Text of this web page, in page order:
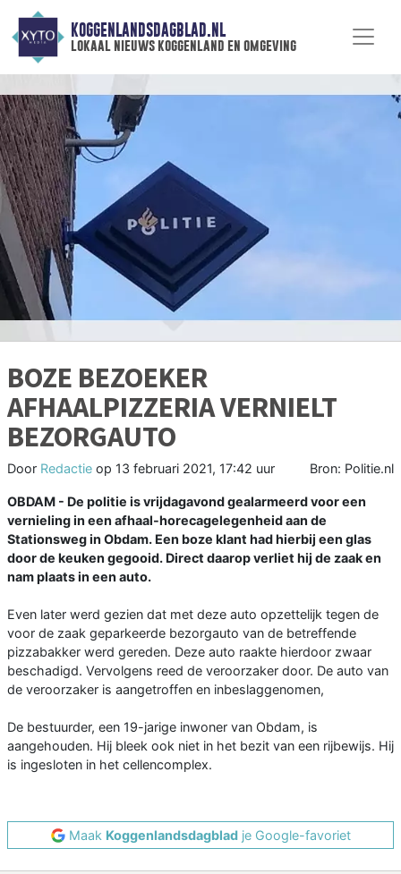
KOGGENLANDSDAGBLAD.NL
lokaal nieuws koggenland en omgeving
BOZE BEZOEKER
AFHAALPIZZERIA VERNIELT
BEZORGAUTO
Door Redactie op 13 februari 2021, 17:42 uur Bron: Politie.nl
OBDAM - De politie is vrijdagavond gealarmeerd voor een
vernieling in een afhaal-horecagelegenheid aan de
Stationsweg in Obdam. Een boze klant had hierbij een glas
door de keuken gegooid. Direct daarop verliet hij de zaak en
nam plaats in een auto.
Even later werd gezien dat met deze auto opzettelijk tegen de
voor de zaak geparkeerde bezorgauto van de betreffende
pizzabakker werd gereden. Deze auto raakte hierdoor zwaar
beschadigd. Vervolgens reed de veroorzaker door. De auto van
de veroorzaker is aangetroffen en inbeslaggenomen,
De bestuurder, een 19-jarige inwoner van Obdam, is
aangehouden. Hij bleek ook niet in het bezit van een rijbewijs. Hij
is ingesloten in het cellencomplex.
Maak Koggenlandsdagbladje Google-favoriet